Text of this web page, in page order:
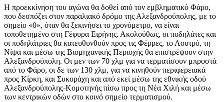
Η προεκκίνηση του αγώνα θα δοθεί από τον εμβληματικό Φάρο,
που δεσπόζει στον παραλιακό δρόμο της Αλεξανδρούπολης, με το
σημείο «0», όταν θα ξεκινήσει το χρονόμετρο, να είναι
τοποθετημένο στη Γέφυρα Ειρήνης. Ακολούθως, οι ποδηλάτες και
οι ποδηλάτριες θα κατευθυνθούν προς τις Φέρρες, το Λουτρό, τη
Νίψα και μέσω της Βιομηχανικής Περιοχής θα επιστρέψουν στην
Αλεξανδρούπολη. Οι μεν των 70 χλμ για να τερματίσουν μπροστά
από το Φάρο, οι δε των 130 χλμ, για να κινηθούν περιφερειακά
προς Κίρκη, και Συκοράχη και από εκεί μέσω της εθνικής οδού
Αλεξανδρούπολης-Κομοτηνής πίσω προς τη Νέα Χιλή και μέσω
των κεντρικών οδών στο κοινό σημείο τερματισμού.